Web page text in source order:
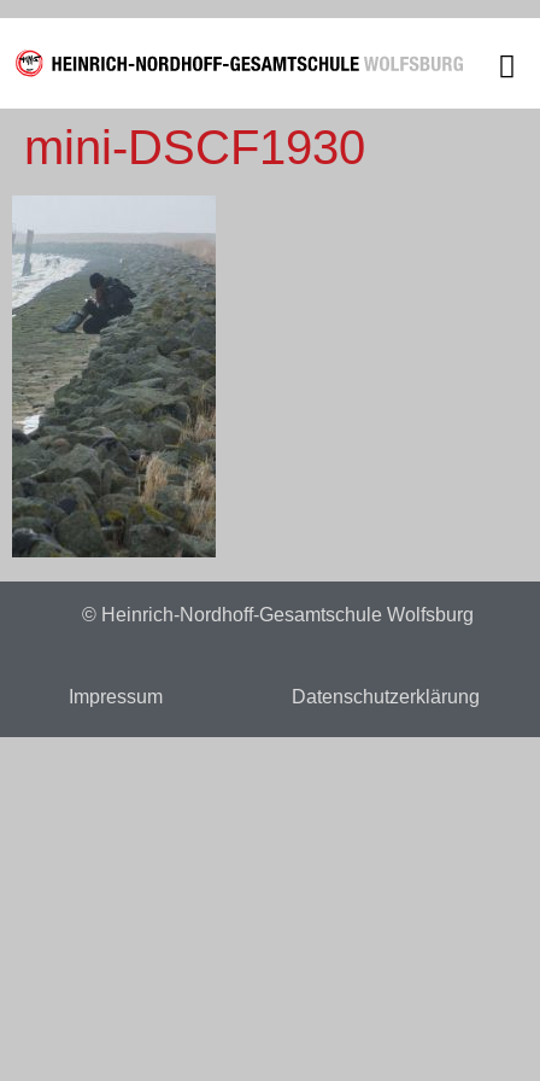
mini-DSCF1930
© Heinrich-Nordhoff-Gesamtschule Wolfsburg
Impressum Datenschutzerklärung